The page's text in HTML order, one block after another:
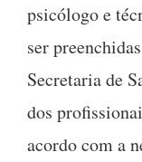
psicólogo e
ser
Secretaria de
dos
acordo com a